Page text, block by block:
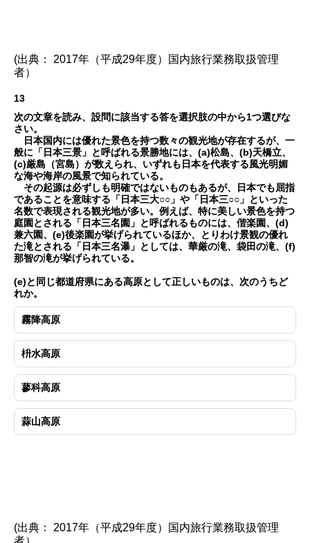
(出典： 2017年（平成29年度）国内旅行業務取扱管理
者）
13
次の文章を読み、設問に該当する答を選択肢の中から1つ選びな
さい。
日本国内には優れた景色を持つ数々の観光地が存在するが、一
般に「日本三景」と呼ばれる景勝地には、(a)松島、(b)天橋立、
(c)厳島（宮島）が数えられ、いずれも日本を代表する風光明媚
な海や海岸の風景で知られている。
その起源は必ずしも明確ではないものもあるが、日本でも屈指
であることを意味する「日本三大○○」や「日本三○○」といった
名数で表現される観光地が多い。例えば、特に美しい景色を持つ
庭園とされる「日本三名園」と呼ばれるものには、偕楽園、(d)
兼六園、(e)後楽園が挙げられているほか、とりわけ景観の優れ
た滝とされる「日本三名瀑」としては、華厳の滝、袋田の滝、(f)
那智の滝が挙げられている。
(e)と同じ都道府県にある高原として正しいものは、次のうちど
れか。
霧降高原
枡水高原
蓼科高原
蒜山高原
(出典： 2017年（平成29年度）国内旅行業務取扱管理
者）